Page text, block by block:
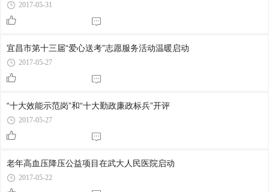
2017-05-31
宜昌市第十三届“爱心送考”志愿服务活动温暖启动
2017-05-27
“十大效能示范岗”和“十大勤政廉政标兵”开评
2017-05-27
老年高血压降压公益项目在武大人民医院启动
2017-05-22